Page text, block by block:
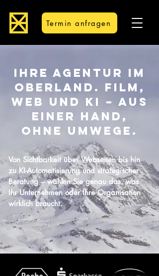
Termin anfragen
Ihre Agentur im
Oberland. Film,
Web und KI – aus
einer Hand,
ohne Umwege.
Von Sichtbarkeit über Webseiten bis hin
zu KI-Automatisierung und strategischer
Beratung – wählen Sie genau das, was
Ihr Unternehmen oder Ihre Organisation
wirklich braucht.